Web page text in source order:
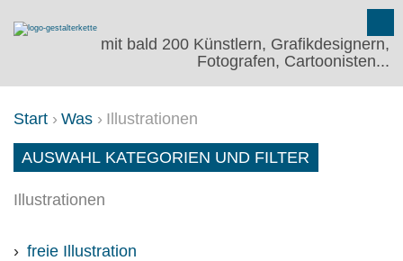
mit bald 200 Künstlern, Grafikdesignern,
Fotografen, Cartoonisten...
Start Was Illustrationen
Illustrationen
AUSWAHL KATEGORIEN UND FILTER
Illustrationen
freie Illustration